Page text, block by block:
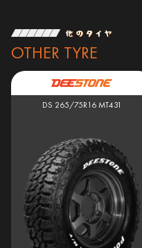
OTHER TYRE
DS 265/75R16 MT431